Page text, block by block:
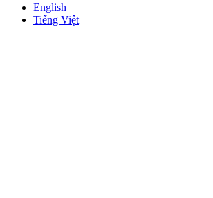
English
Tiếng Việt